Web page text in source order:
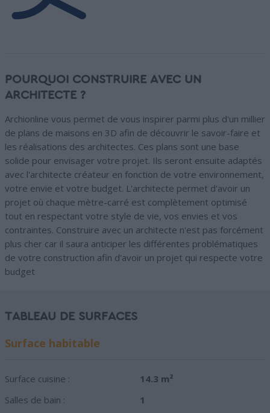
POURQUOI CONSTRUIRE AVEC UN
ARCHITECTE ?
Archionline vous permet de vous inspirer parmi plus d'un millier
de plans de maisons en 3D afin de découvrir le savoir-faire et
les réalisations des architectes. Ces plans sont une base
solide pour envisager votre projet. Ils seront ensuite adaptés
avec l'architecte créateur en fonction de votre environnement,
votre envie et votre budget. L'architecte permet d'avoir un
projet où chaque mètre-carré est complètement optimisé
tout en respectant votre style de vie, vos envies et vos
contraintes. Construire avec un architecte n'est pas forcément
plus cher car il saura anticiper les différentes problématiques
de votre construction afin d'avoir un projet qui respecte votre
budget
TABLEAU DE SURFACES
Surface habitable
Surface cuisine :
14.3 m²
Salles de bain :
1